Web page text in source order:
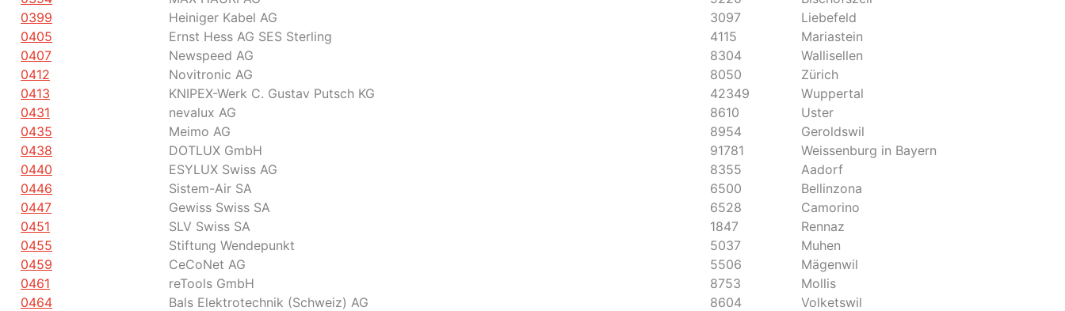
0399
Heiniger Kabel AG 3097
Liebefeld
0405
Ernst Hess AG SES Sterling 4115
Mariastein
0407
Newspeed AG 8304
Wallisellen
0412
Novitronic AG 8050
Zürich
0413
KNIPEX-Werk C. Gustav Putsch KG 42349
Wuppertal
0431
nevalux AG 8610
Uster
0435
Meimo AG 8954
Geroldswil
0438
DOTLUX GmbH 91781
Weissenburg in Bayern
0440
ESYLUX Swiss AG 8355
Aadorf
0446
Sistem-Air SA 6500
Bellinzona
0447
Gewiss Swiss SA 6528
Camorino
0451
SLV Swiss SA 1847
Rennaz
0455
Stiftung Wendepunkt 5037
Muhen
0459
CeCoNet AG 5506
Mägenwil
0461
reTools GmbH 8753
Mollis
0464
Bals Elektrotechnik (Schweiz) AG 8604
Volketswil